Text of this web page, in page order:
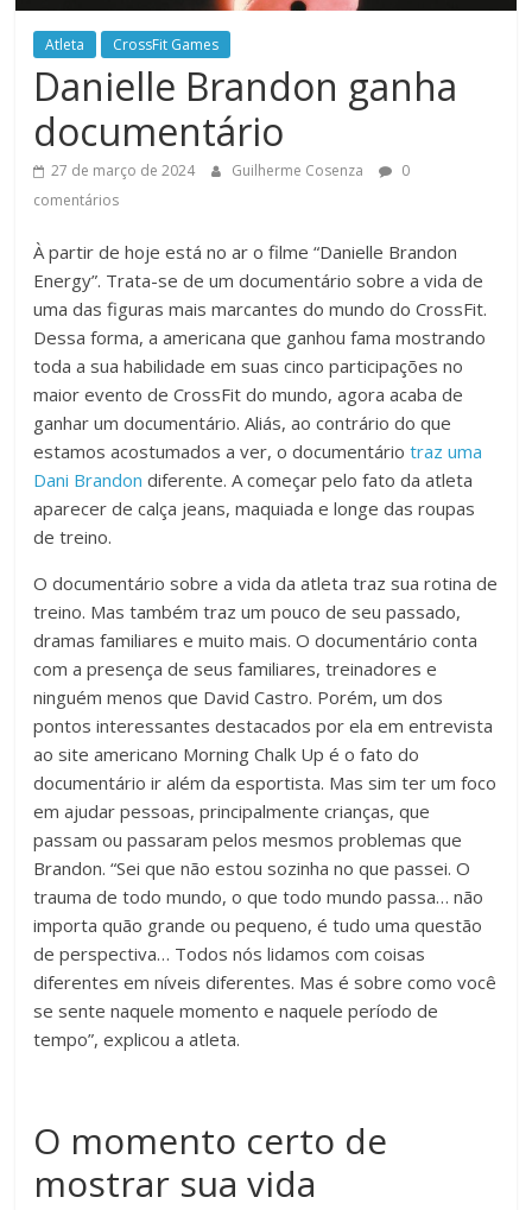
Atleta CrossFit Games
Danielle Brandon ganha
documentário
27 de março de 2024 Guilherme Cosenza
0
comentários
À partir de hoje está no ar o filme “Danielle Brandon
Energy”. Trata-se de um documentário sobre a vida de
uma das figuras mais marcantes do mundo do CrossFit.
Dessa forma, a americana que ganhou fama mostrando
toda a sua habilidade em suas cinco participações no
maior evento de CrossFit do mundo, agora acaba de
ganhar um documentário. Aliás, ao contrário do que
estamos acostumados a ver, o documentáriotraz uma
Dani Brandondiferente. A começar pelo fato da atleta
aparecer de calça jeans, maquiada e longe das roupas
de treino.
O documentário sobre a vida da atleta traz sua rotina de
treino. Mas também traz um pouco de seu passado,
dramas familiares e muito mais. O documentário conta
com a presença de seus familiares, treinadores e
ninguém menos que David Castro. Porém, um dos
pontos interessantes destacados por ela em entrevista
ao site americano Morning Chalk Up é o fato do
documentário ir além da esportista. Mas sim ter um foco
em ajudar pessoas, principalmente crianças, que
passam ou passaram pelos mesmos problemas que
Brandon. “Sei que não estou sozinha no que passei. O
trauma de todo mundo, o que todo mundo passa… não
importa quão grande ou pequeno, é tudo uma questão
de perspectiva… Todos nós lidamos com coisas
diferentes em níveis diferentes. Mas é sobre como você
se sente naquele momento e naquele período de
tempo”, explicou a atleta.
O momento certo de
mostrar sua vida